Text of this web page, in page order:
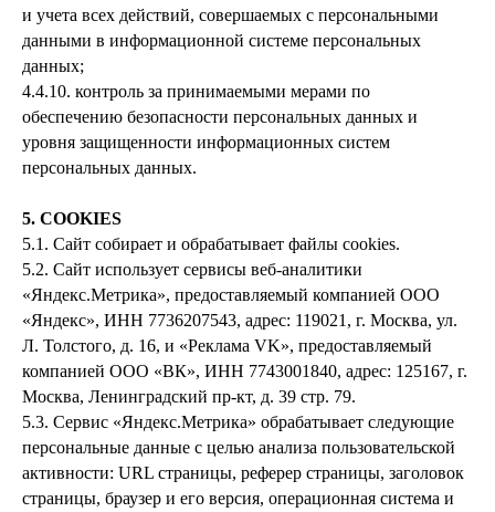
и учета всех действий, совершаемых с персональными
данными в информационной системе персональных
данных;
4.4.10. контроль за принимаемыми мерами по
обеспечению безопасности персональных данных и
уровня защищенности информационных систем
персональных данных.
5. COOKIES
5.1. Сайт собирает и обрабатывает файлы cookies.
5.2. Сайт использует сервисы веб-аналитики
«Яндекс.Метрика», предоставляемый компанией ООО
«Яндекс», ИНН 7736207543, адрес: 119021, г. Москва, ул.
Л. Толстого, д. 16, и «Реклама VK», предоставляемый
компанией ООО «ВК», ИНН 7743001840, адрес: 125167, г.
Москва, Ленинградский пр-кт, д. 39 стр. 79.
5.3. Сервис «Яндекс.Метрика» обрабатывает следующие
персональные данные с целью анализа пользовательской
активности: URL страницы, реферер страницы, заголовок
страницы, браузер и его версия, операционная система и